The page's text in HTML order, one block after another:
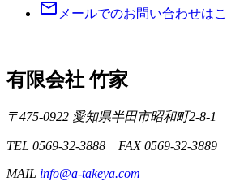
mail_outline メールでのお問い合わせは
有限会社 竹家
〒475-0922 愛知県半田市昭和町2-8-1
TEL 0569-32-3888 FAX 0569-32-3889
MAIL info@a-takeya.com